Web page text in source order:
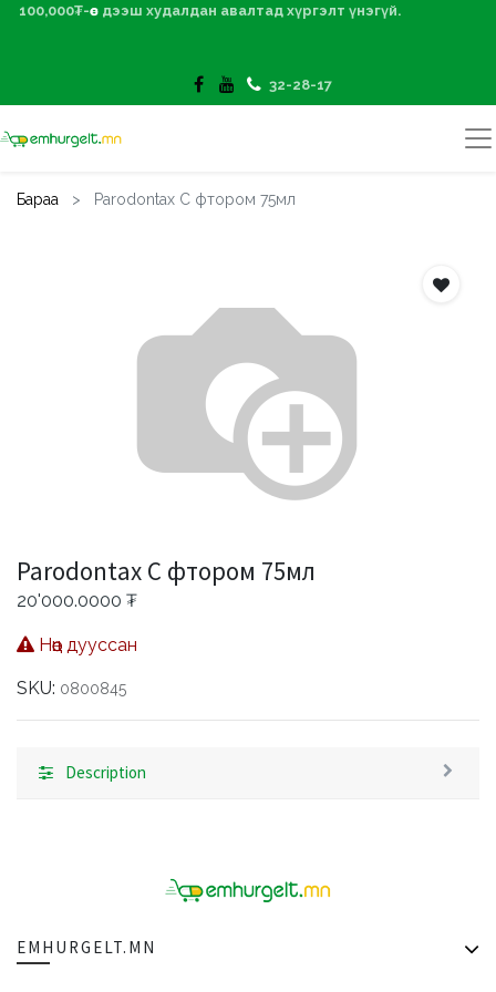
100,000₮-өөс дээш худалдан авалтад хүргэлт үнэгүй.
32-28-17
Бараа Parodontax C фтором 75мл
Parodontax C фтором 75мл
20'000.0000 ₮
Нөөц дууссан
SKU: 0800845
Description
EMHURGELT.MN